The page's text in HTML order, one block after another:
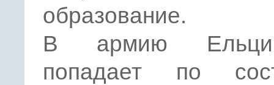
образование.
В армию
попадает по